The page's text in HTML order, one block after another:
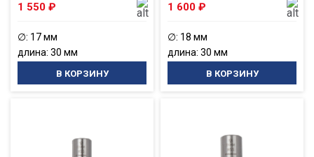
1 550 ₽
∅: 17 мм
длина: 30 мм
В КОРЗИНУ
1 600 ₽
∅: 18 мм
длина: 30 мм
В КОРЗИНУ